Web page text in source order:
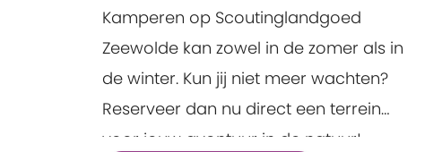
Kamperen op Scoutinglandgoed
Zeewolde kan zowel in de zomer als in
de winter. Kun jij niet meer wachten?
Reserveer dan nu direct een terrein
voor jouw avontuur in de natuur!